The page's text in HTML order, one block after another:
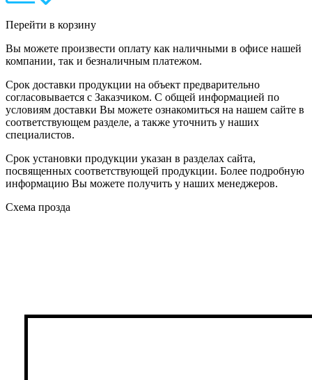
Перейти в корзину
Вы можете произвести оплату как наличными в офисе нашей
компании, так и безналичным платежом.
Срок доставки продукции на объект предварительно
согласовывается с Заказчиком. С общей информацией по
условиям доставки Вы можете ознакомиться на нашем сайте в
соответствующем разделе, а также уточнить у наших
специалистов.
Срок установки продукции указан в разделах сайта,
посвященных соответствующей продукции. Более подробную
информацию Вы можете получить у наших менеджеров.
Схема прозда